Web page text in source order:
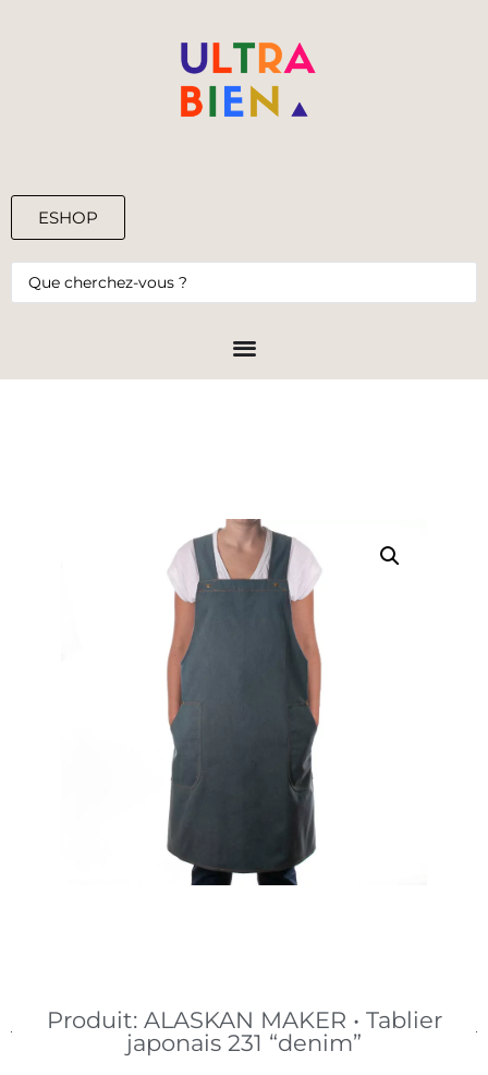
ESHOP
0,00€
Produit: ALASKAN MAKER • Tablier
japonais 231 “denim”